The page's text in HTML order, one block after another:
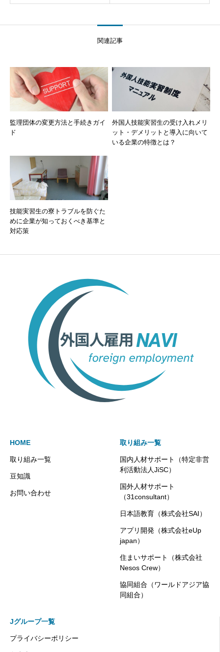
関連記事
監理団体の変更方法と手続きガイ
ド
外国人技能実習生の受け入れメリ
ット・デメリットと導入に向いて
いる企業の特徴とは？
技能実習生の寮トラブルを防ぐた
めに企業が知っておくべき基準と
対応策
HOME
取り組み一覧
豆知識
お問い合わせ
取り組み一覧
国内人材サポート（特定非営
利活動法人JiSC）
国外人材サポート
（31consultant）
日本語教育（株式会社SAI）
アプリ開発（株式会社eUp
japan）
住まいサポート（株式会社
Nesos Crew）
協同組合（ワールドアジア協
同組合）
Jグループ一覧
プライバシーポリシー